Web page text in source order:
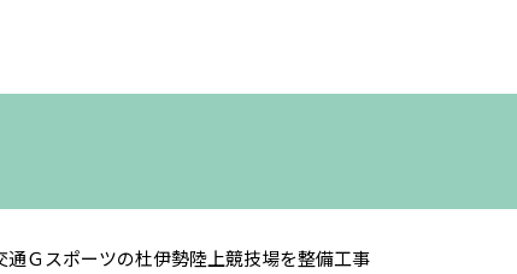
通Ｇスポーツの杜伊勢陸上競技場を整備工事